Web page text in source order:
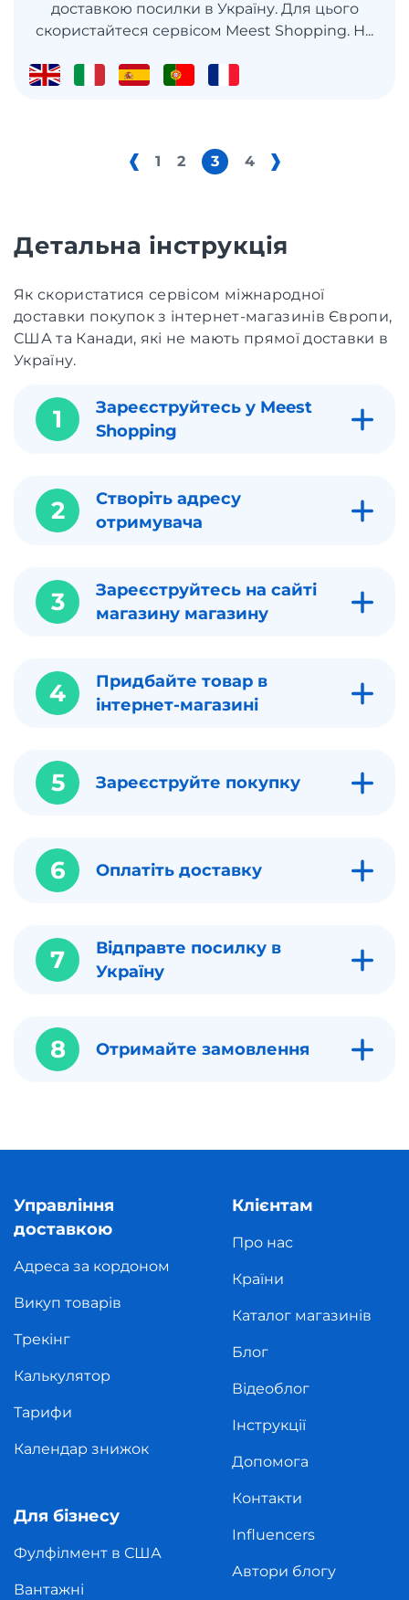
доставкою посилки в Україну. Для цього
скористайтеся сервісом Meest Shopping. Н...
1 2 3 4
Детальна інструкція
Як скористатися сервісом міжнародної
доставки покупок з інтернет-магазинів Європи,
США та Канади, які не мають прямої доставки в
Україну.
1
Зареєструйтесь у Meest
Shopping
2
Створіть адресу
отримувача
3
Зареєструйтесь на сайті
магазину магазину
4
Придбайте товар в
інтернет-магазині
5 Зареєструйте покупку
6 Оплатіть доставку
7
Відправте посилку в
Україну
8 Отримайте замовлення
Управління
доставкою
Адреса за кордоном
Викуп товарів
Трекінг
Калькулятор
Тарифи
Календар знижок
Для бізнесу
Фулфілмент в США
Вантажні
Клієнтам
Про нас
Країни
Каталог магазинів
Блог
Відеоблог
Інструкції
Допомога
Контакти
Influencers
Автори блогу